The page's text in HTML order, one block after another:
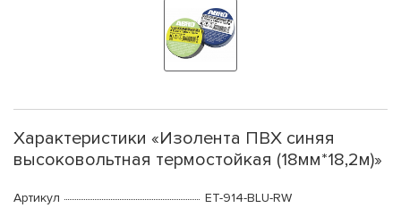
Характеристики «Изолента ПВХ синяя
высоковольтная термостойкая (18мм*18,2м)»
Артикул
ET-914-BLU-RW